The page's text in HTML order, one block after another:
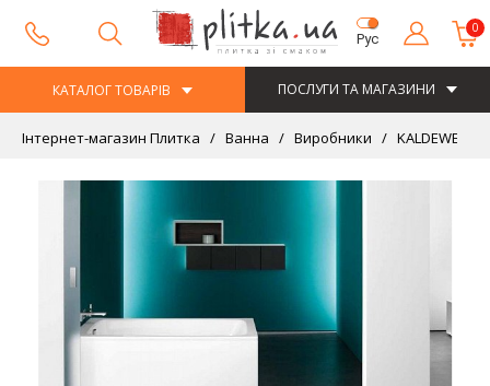
Рус
0
КАТАЛОГ ТОВАРІВ ПОСЛУГИ ТА МАГАЗИНИ
Інтернет-магазин Плитка Ванна Виробники KALDEWEI